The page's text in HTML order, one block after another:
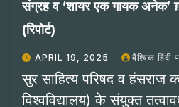
संग्रह व ‘शायर एक गायक अनेक’
(रिपोर्ट)
APRIL 19, 2025 वैश्विक हिंदी
सुर साहित्य परिषद व हंसराज
विश्वविद्यालय) के संयुक्त